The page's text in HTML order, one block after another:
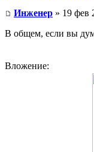
Инженер » 19 фев
В общем, если вы
Вложение: